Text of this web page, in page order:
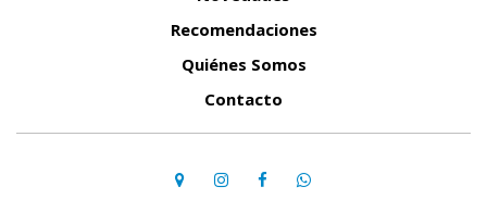
Recomendaciones
Quiénes Somos
Contacto